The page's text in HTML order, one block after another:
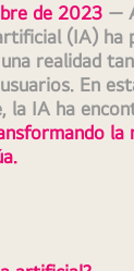
de 2023 —
(IA) ha
realidad
En
la IA ha
la